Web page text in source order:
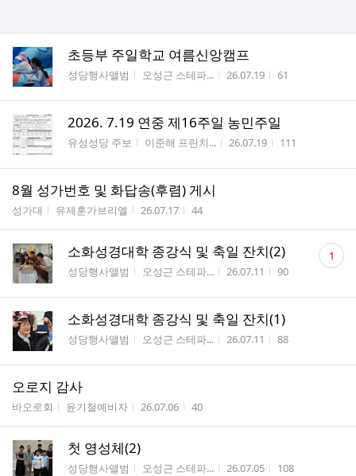
초등부 주일학교 여름신앙캠프
게시판명
성당행사앨범 작성자
오성근 스테파... 작성시간
26.07.19 조회수
61
2026. 7.19 연중 제16주일 농민주일
게시판명
유성성당 주보 작성자
이준해 프란치... 작성시간
26.07.19 조회수
111
8월 성가번호 및 화답송(후렴) 게시
게시판명
성가대 작성자
유제훈가브리엘 작성시간
26.07.17 조회수
44
소화성경대학 종강식 및 축일 잔치(2)
게시판명
성당행사앨범 작성자
오성근 스테파... 작성시간
26.07.11 조회수
90
댓
글 1
소화성경대학 종강식 및 축일 잔치(1)
게시판명
성당행사앨범 작성자
오성근 스테파... 작성시간
26.07.11 조회수
88
오로지 감사
게시판명
바오로회 작성자
윤기철예비자 작성시간
26.07.06 조회수
40
첫 영성체(2)
게시판명
성당행사앨범 작성자
오성근 스테파... 작성시간
26.07.05 조회수
108